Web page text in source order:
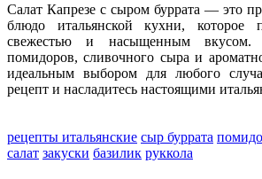
Салат Капрезе с сыром буррата — это
блюдо итальянской кухни, которое
свежестью и насыщенным вкусом.
помидоров, сливочного сыра и
идеальным выбором для любого
рецепт и насладитесь настоящими
рецепты итальянские сыр буррата
салат закуски базилик руккола